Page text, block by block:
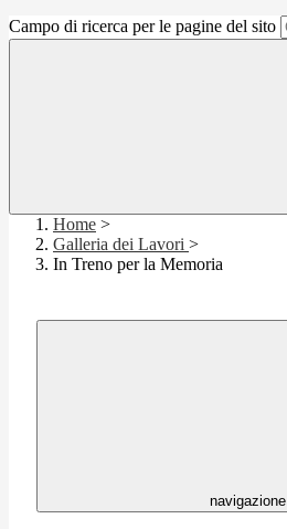
Campo di ricerca per le pagine del sito
Home >
Galleria dei Lavori >
In Treno per la Memoria
navigazione